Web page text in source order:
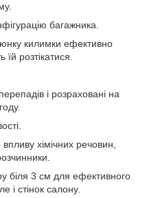
багажника.
килимки ефективно
розтікатися.
і розраховані на
впливу хімічних речовин,
біля 3 см для ефективного
і стінок салону.